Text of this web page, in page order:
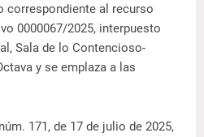
correspondiente al recurso
0000067/2025, interpuesto
Sala de lo Contencioso-
y se emplaza a las
171, de 17 de julio de 2025,